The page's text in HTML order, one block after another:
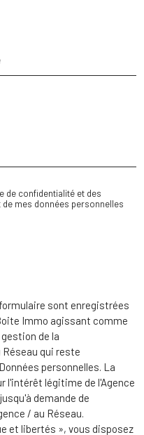
de confidentialité et des
mes données personnelles
sont enregistrées
Immo agissant comme
de la
qui reste
personnelles. La
l'intérêt légitime de l'Agence
demande de
/ au Réseau.
et libertés », vous disposez